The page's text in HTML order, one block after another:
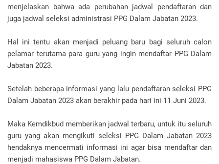
menjelaskan bahwa ada perubahan jadwal pendaftaran dan
juga jadwal seleksi administrasi PPG Dalam Jabatan 2023.
Hal ini tentu akan menjadi peluang baru bagi seluruh calon
pelamar terutama para guru yang ingin mendaftar PPG Dalam
Jabatan 2023.
Setelah beberapa informasi yang lalu pendaftaran seleksi PPG
Dalam Jabatan 2023 akan berakhir pada hari ini 11 Juni 2023.
Maka Kemdikbud memberikan jadwal terbaru, untuk itu seluruh
guru yang akan mengikuti seleksi PPG Dalam Jabatan 2023
hendaknya mencermati informasi ini agar bisa mendaftar dan
menjadi mahasiswa PPG Dalam Jabatan.